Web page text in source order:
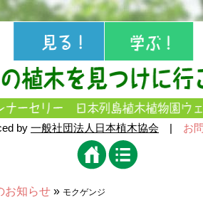
by 一般社団法人日本植木協会 | お
お知らせ » モクゲンジ